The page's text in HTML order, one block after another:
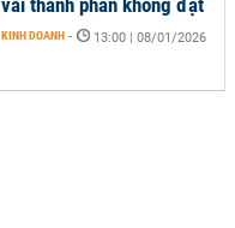
KINH DOANH - 13:00 | 08/01/2026